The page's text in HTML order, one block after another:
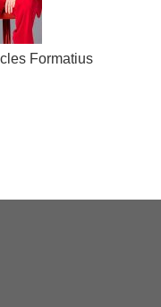
Formatius